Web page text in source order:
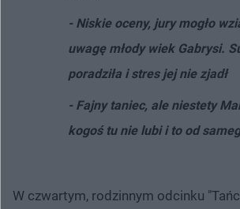
- Niskie oceny, jury mogło
uwagę młody wiek Gabrysi.
poradziła i stres jej nie zjadł
- Fajny taniec, ale niestety
kogoś tu nie lubi i to od
W czwartym, rodzinnym odcinku